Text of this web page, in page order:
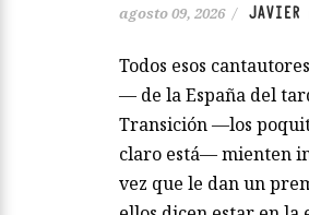
agosto 09, 2026 / JAVIER
Todos esos
— de la España del
Transición —los
claro está— mienten
vez que le dan un